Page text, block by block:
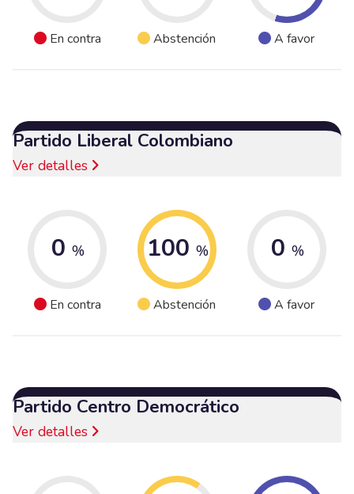
En contra Abstención A favor
Partido Liberal Colombiano
Ver detalles
0 %
En contra
100 %
Abstención
0 %
A favor
Partido Centro Democrático
Ver detalles